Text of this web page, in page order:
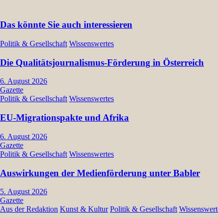
Das könnte Sie auch interessieren
Politik & Gesellschaft Wissenswertes
Die Qualitätsjournalismus-Förderung in Österreich
6. August 2026
Gazette
Politik & Gesellschaft Wissenswertes
EU-Migrationspakte und Afrika
6. August 2026
Gazette
Politik & Gesellschaft Wissenswertes
Auswirkungen der Medienförderung unter Babler
5. August 2026
Gazette
Aus der Redaktion Kunst & Kultur Politik & Gesellschaft